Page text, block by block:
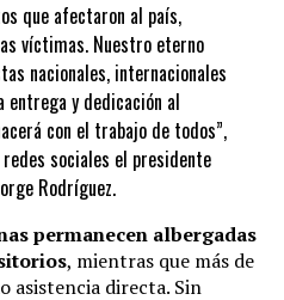
que afectaron al país,
víctimas. Nuestro eterno
nacionales, internacionales
entrega y dedicación al
con el trabajo de todos”,
sociales el presidente
Rodríguez.
permanecen albergadas
, mientras que más de
asistencia directa. Sin